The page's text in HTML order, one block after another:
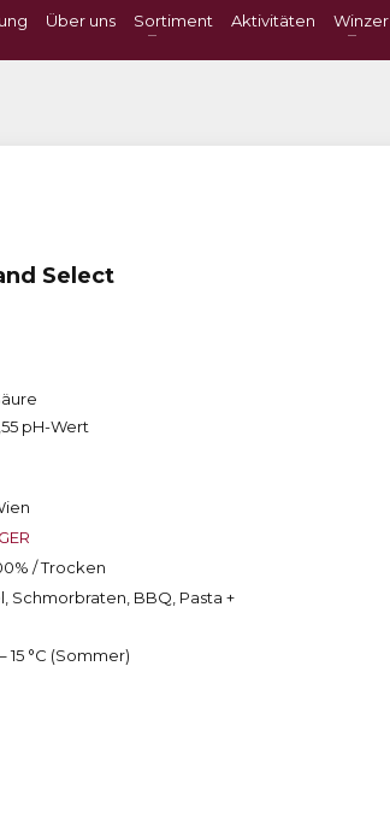
Über uns Sortiment Aktivitäten Winzer
Select
pH-Wert
/ Trocken
Schmorbraten, BBQ, Pasta +
15 °C (Sommer)